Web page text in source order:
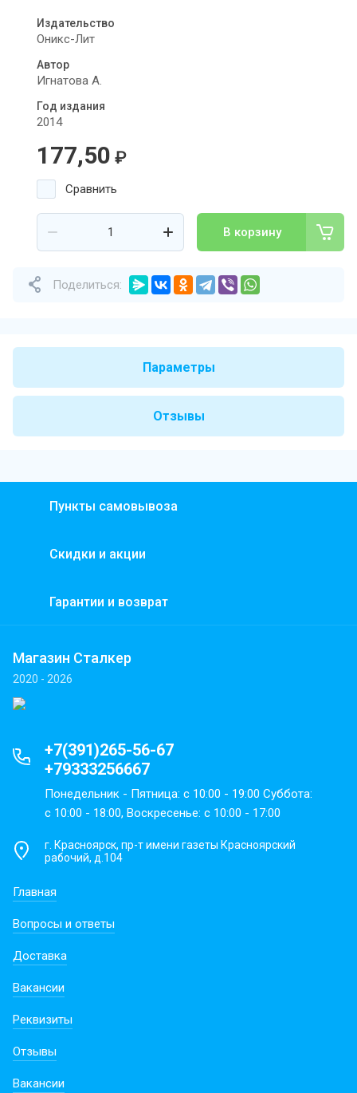
Издательство
Оникс-Лит
Автор
Игнатова А.
Год издания
2014
177,50 ₽
Сравнить
В корзину
Поделиться:
Параметры
Отзывы
Пункты самовывоза
Скидки и акции
Гарантии и возврат
Магазин Сталкер
2020 - 2026
+7(391)265-56-67
+79333256667
Понедельник - Пятница: с 10:00 - 19:00 Суббота:
с 10:00 - 18:00, Воскресенье: с 10:00 - 17:00
г. Красноярск, пр-т имени газеты Красноярский
рабочий, д.104
Главная
Вопросы и ответы
Доставка
Вакансии
Реквизиты
Отзывы
Вакансии